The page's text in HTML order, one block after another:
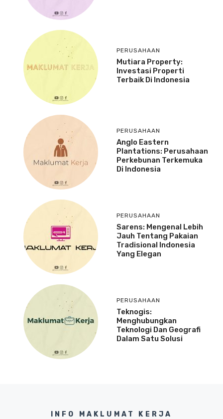
PERUSAHAAN
Mutiara Property:
Investasi Properti
Terbaik Di Indonesia
PERUSAHAAN
Anglo Eastern
Plantations: Perusahaan
Perkebunan Terkemuka
Di Indonesia
PERUSAHAAN
Sarens: Mengenal Lebih
Jauh Tentang Pakaian
Tradisional Indonesia
Yang Elegan
PERUSAHAAN
Teknogis:
Menghubungkan
Teknologi Dan Geografi
Dalam Satu Solusi
INFO MAKLUMAT KERJA